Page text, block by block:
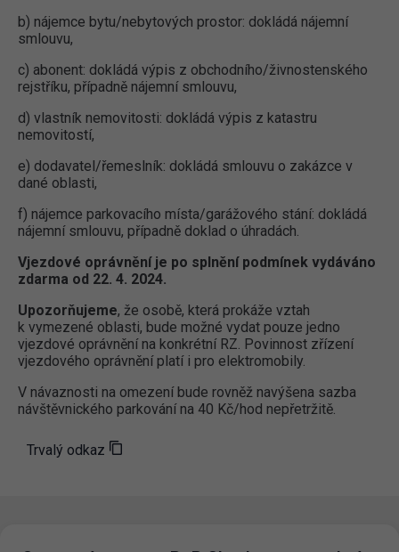
b) nájemce bytu/nebytových prostor: dokládá nájemní
smlouvu,
c) abonent: dokládá výpis z obchodního/živnostenského
rejstříku, případně nájemní smlouvu,
d) vlastník nemovitosti: dokládá výpis z katastru
nemovitostí,
e) dodavatel/řemeslník: dokládá smlouvu o zakázce v
dané oblasti,
f) nájemce parkovacího místa/garážového stání: dokládá
nájemní smlouvu, případně doklad o úhradách.
Vjezdové oprávnění je po splnění podmínek vydáváno
zdarma od 22. 4. 2024.
Upozorňujeme, že osobě, která prokáže vztah
k vymezené oblasti, bude možné vydat pouze jedno
vjezdové oprávnění na konkrétní RZ. Povinnost zřízení
vjezdového oprávnění platí i pro elektromobily.
V návaznosti na omezení bude rovněž navýšena sazba
návštěvnického parkování na 40 Kč/hod nepřetržitě.
Trvalý odkaz